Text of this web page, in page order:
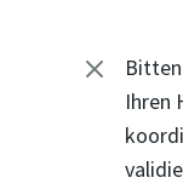
M
Ihren